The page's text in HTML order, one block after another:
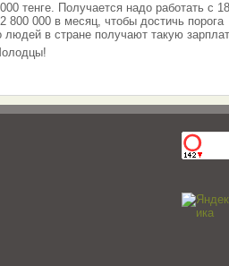
тенге. Получается надо работать с
800 000 в месяц, чтобы достичь порога
людей в стране получают такую